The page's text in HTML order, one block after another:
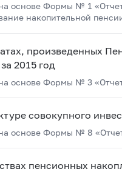
основе Формы № 1
накопительной
произведенных
2015 год
основе Формы № 3 «Отчет
совокупного
основе Формы № 8 «Отчет
пенсионных